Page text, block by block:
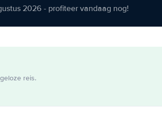
2026 - profiteer vandaag nog!
reis.